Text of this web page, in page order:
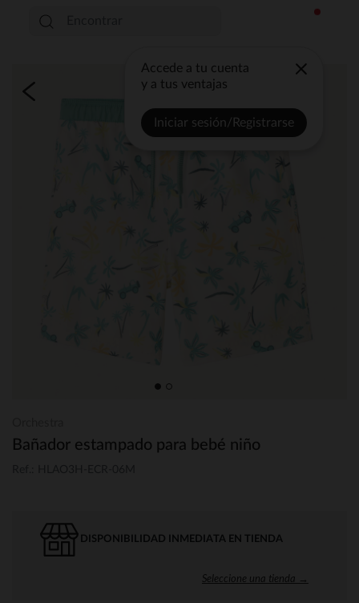
Accede a tu cuenta
y a tus ventajas
Iniciar sesión/Registrarse
Bañador estampado para bebé niño
DISPONIBILIDAD INMEDIATA EN TIENDA
Seleccione una tienda →